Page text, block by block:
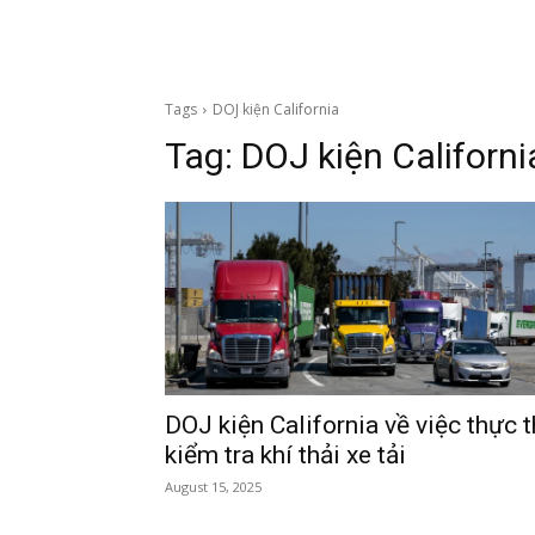
Tags DOJ kiện California
Tag: DOJ kiện
DOJ kiện California về việc thực
kiểm tra khí thải xe tải
August 15, 2025